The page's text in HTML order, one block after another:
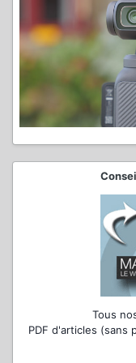
Tous
PDF d'articles (sans